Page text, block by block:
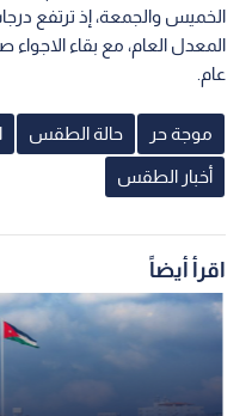
الخميس والجمعة، إذ ترتفع
المعدل العام، مع بقاء الاجواء
عام.
موجة حر حالة الطقس
أخبار الطقس
اقرأ أيضاً